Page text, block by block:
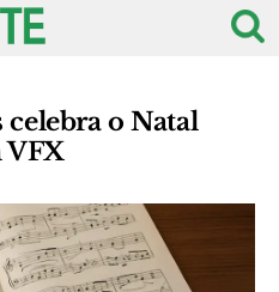
celebra o Natal
VFX